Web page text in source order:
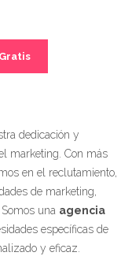
dedicación y
marketing. Con más
en el reclutamiento,
de marketing,
una agencia
específicas de
y eficaz.